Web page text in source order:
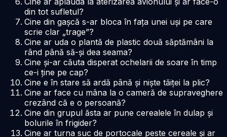
din tot sufletul?
Cine din gașcă s-ar bloca în fața unei uși pe care
scrie clar „trage”?
Cine ar uda o plantă de plastic două săptămâni la
rând până să-și dea seama?
Cine și-ar căuta disperat ochelarii de soare în timp
ce-i ține pe cap?
Cine e în stare să ardă până și niște tăiței la plic?
Cine ar face cu mâna la o cameră de supraveghere
crezând că e o persoană?
Cine din grupul ăsta ar pune cerealele în dulap și
bolurile în frigider?
Cine ar turna suc de portocale peste cereale și ar